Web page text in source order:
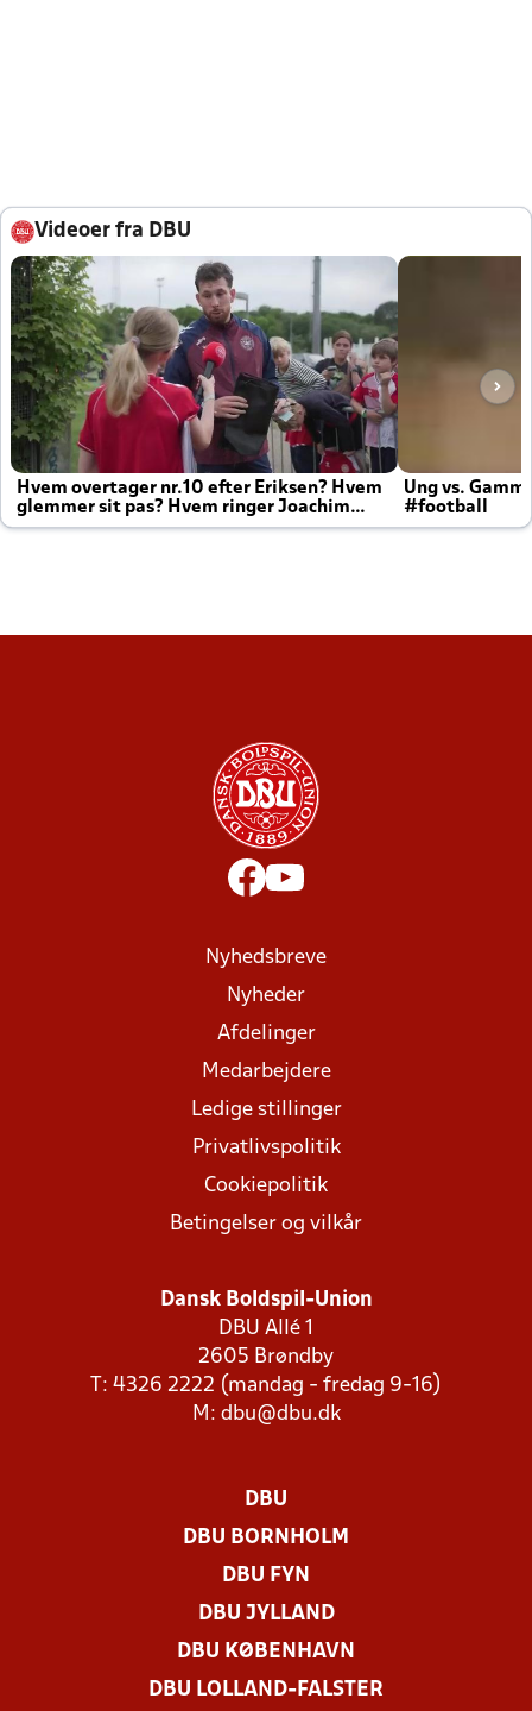
Videoer fra DBU
Hvem overtager nr.10 efter Eriksen? Hvem
glemmer sit pas? Hvem ringer Joachim
altid til efter kampe?
Ung vs.
#football
Nyhedsbreve
Nyheder
Afdelinger
Medarbejdere
Ledige stillinger
Privatlivspolitik
Cookiepolitik
Betingelser og vilkår
Dansk Boldspil-Union
DBU Allé 1
2605 Brøndby
T: 4326 2222 (mandag - fredag 9-16)
M: dbu@dbu.dk
DBU
DBU BORNHOLM
DBU FYN
DBU JYLLAND
DBU KØBENHAVN
DBU LOLLAND-FALSTER